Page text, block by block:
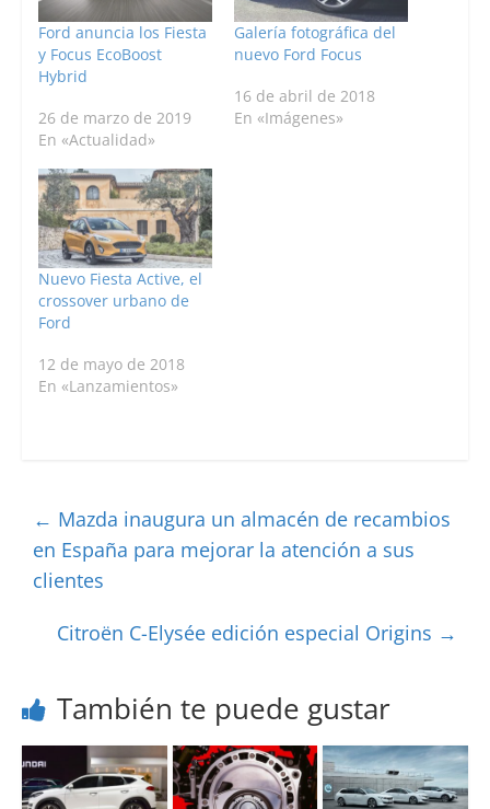
Ford anuncia los Fiesta
y Focus EcoBoost
Hybrid
26 de marzo de 2019
En «Actualidad»
Galería fotográfica del
nuevo Ford Focus
16 de abril de 2018
En «Imágenes»
Nuevo Fiesta Active, el
crossover urbano de
Ford
12 de mayo de 2018
En «Lanzamientos»
← Mazda inaugura un almacén de recambios
en España para mejorar la atención a sus
clientes
Citroën C-Elysée edición especial Origins →
También te puede gustar